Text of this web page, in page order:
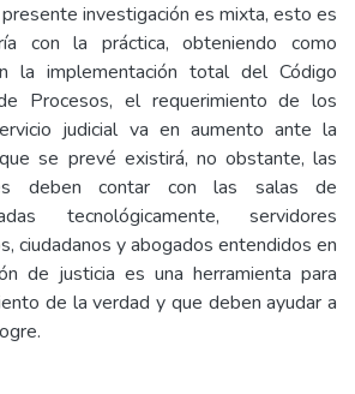
investigación es mixta, esto es
con la práctica, obteniendo como
la implementación total del Código
Procesos, el requerimiento de los
judicial va en aumento ante la
se prevé existirá, no obstante, las
deben contar con las salas de
tecnológicamente, servidores
ciudadanos y abogados entendidos en
de justicia es una herramienta para
de la verdad y que deben ayudar a